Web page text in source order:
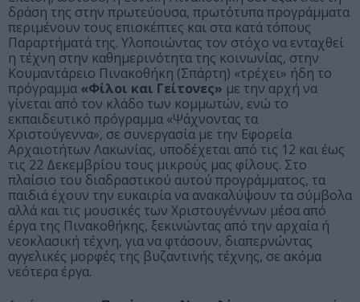
δράση της στην πρωτεύουσα, πρωτότυπα προγράμματα
περιμένουν τους επισκέπτες και στα κατά τόπους
Παραρτήματά της. Υλοποιώντας τον στόχο να ενταχθεί
η τέχνη στην καθημερινότητα της κοινωνίας, στην
Κουμαντάρειο Πινακοθήκη (Σπάρτη) «τρέχει» ήδη το
πρόγραμμα «Φίλοι και Γείτονες» με την αρχή να
γίνεται από τον κλάδο των κομμωτών, ενώ το
εκπαιδευτικό πρόγραμμα «Ψάχνοντας τα
Χριστούγεννα», σε συνεργασία με την Εφορεία
Αρχαιοτήτων Λακωνίας, υποδέχεται από τις 12 και έως
τις 22 Δεκεμβρίου τους μικρούς μας φίλους. Στο
πλαίσιο του διαδραστικού αυτού προγράμματος, τα
παιδιά έχουν την ευκαιρία να ανακαλύψουν τα σύμβολα
αλλά και τις μουσικές των Χριστουγέννων μέσα από
έργα της Πινακοθήκης, ξεκινώντας από την αρχαία ή
νεοκλασική τέχνη, για να φτάσουν, διαπερνώντας
αγγελικές μορφές της βυζαντινής τέχνης, σε ακόμα
νεότερα έργα.